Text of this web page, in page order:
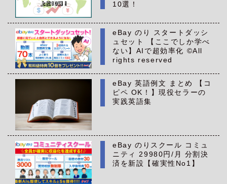
10選！
eBay のり スタートダッシ
ュセット 【ここでしか学べ
ない】AIで超効率化 ©All
rights reserved
eBay 英語例文 まとめ 【コ
ピペ OK！】現役セラーの
実践英語集
eBay のりスクール コミュ
ニティ 29980円/月 分割決
済を新設【確実性No1】